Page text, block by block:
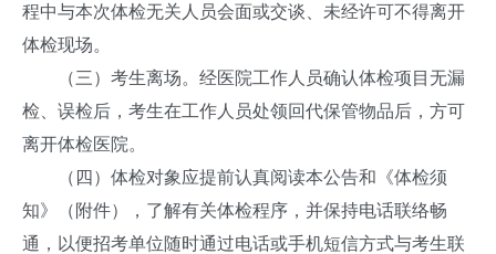
程中与本次体检无关人员会面或交谈、未经许可不得离开
体检现场。
（三）考生离场。经医院工作人员确认体检项目无漏
检、误检后，考生在工作人员处领回代保管物品后，方可
离开体检医院。
（四）体检对象应提前认真阅读本公告和《体检须
知》（附件），了解有关体检程序，并保持电话联络畅
通，以便招考单位随时通过电话或手机短信方式与考生联